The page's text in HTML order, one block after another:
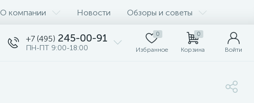
О компании Новости Обзоры и советы
+7 (495) 245-00-91
ПН-ПТ 9:00-18:00
0
Избранное
0
Корзина Войти